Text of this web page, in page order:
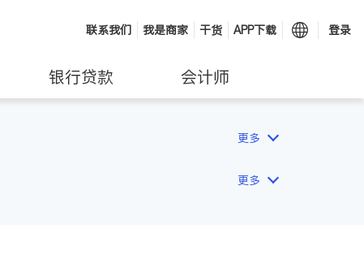
联系我们 我是商家 干货 APP下载 登录
银行贷款 会计师
更多
更多